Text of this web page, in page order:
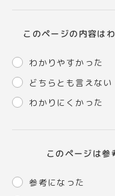
このページの内容は
わかりやすかった
どちらとも言えない
わかりにくかった
このページは参
参考になった